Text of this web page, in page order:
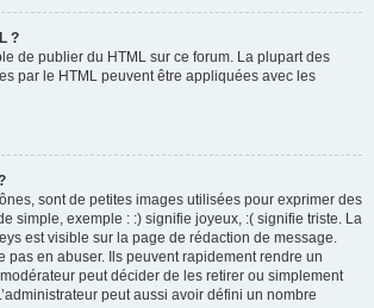
?
de publier du HTML sur ce forum. La plupart des
par le HTML peuvent être appliquées avec les
sont de petites images utilisées pour exprimer des
simple, exemple : :) signifie joyeux, :( signifie triste. La
est visible sur la page de rédaction de message.
pas en abuser. Ils peuvent rapidement rendre un
peut décider de les retirer ou simplement
peut aussi avoir défini un nombre